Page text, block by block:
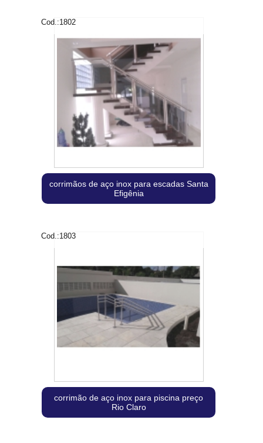
Cod.:1802
corrimãos de aço inox para escadas Santa
Efigênia
Cod.:1803
corrimão de aço inox para piscina preço
Rio Claro